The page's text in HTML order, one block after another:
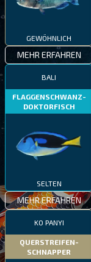
GEWÖHNLICH
MEHR ERFAHREN
BALI
FLAGGENSCHWANZ-
DOKTORFISCH
SELTEN
MEHR ERFAHREN
KO PANYI
QUERSTREIFEN-
SCHNAPPER